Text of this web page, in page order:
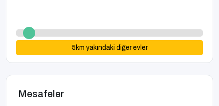
5 km yakındaki diğer evler
Mesafeler